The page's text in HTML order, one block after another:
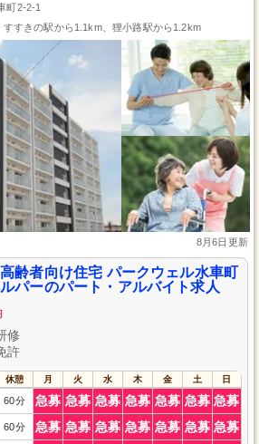
町2-2-1
すきの駅から1.1km、狸小路駅から1.2km
8月6日更新
齢者向け住宅 パークウェル水車町
パーのパート・アルバイト求人
修
許
休憩 月 火 水 木 金 土 日
60分 急募 急募 急募 急募 急募 急募 急募
60分 急募 急募 急募 急募 急募 急募 急募